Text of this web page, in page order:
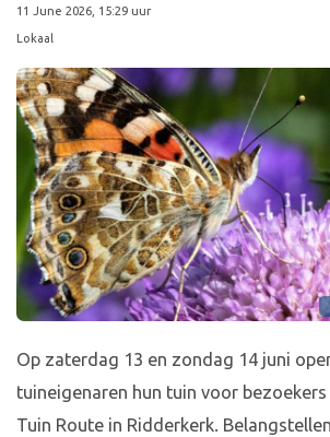
11 June 2026, 15:29 uur
Lokaal
Op zaterdag 13 en zondag 14 juni
tuineigenaren hun tuin voor
Tuin Route in Ridderkerk.